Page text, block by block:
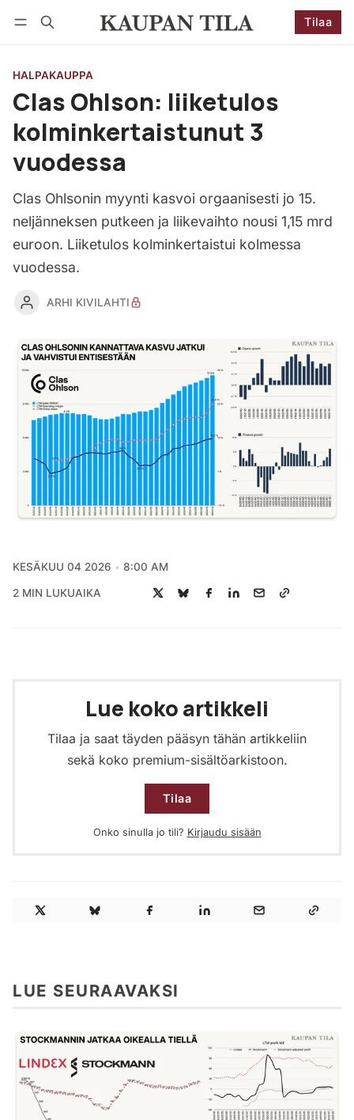
Tilaa
HALPAKAUPPA
Clas Ohlson: liiketulos
kolminkertaistunut 3
vuodessa
Clas Ohlsonin myynti kasvoi orgaanisesti jo 15.
neljänneksen putkeen ja liikevaihto nousi 1,15 mrd
euroon. Liiketulos kolminkertaistui kolmessa
vuodessa.
ARHI KIVILAHTI
KESÄKUU 04 2026 8:00 AM
2 MIN LUKUAIKA
Lue koko artikkeli
Tilaa ja saat täyden pääsyn tähän artikkeliin
sekä koko premium-sisältöarkistoon.
Tilaa
Onko sinulla jo tili? Kirjaudu sisään
LUE SEURAAVAKSI